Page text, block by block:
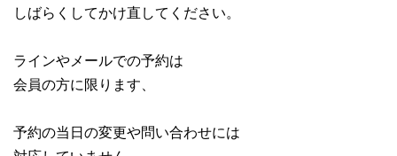
しばらくしてかけ直してください。
ラインやメールでの予約は
会員の方に限ります、
予約の当日の変更や問い合わせには